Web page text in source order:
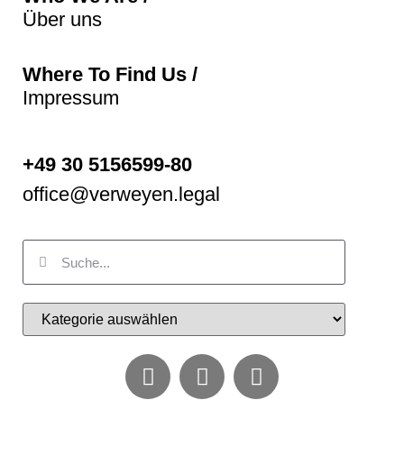
Über uns
Where To Find Us /
Impressum
+49 30 5156599-80
office@verweyen.legal